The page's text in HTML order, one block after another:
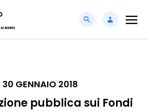
30 GENNAIO 2018
pubblica sui Fondi